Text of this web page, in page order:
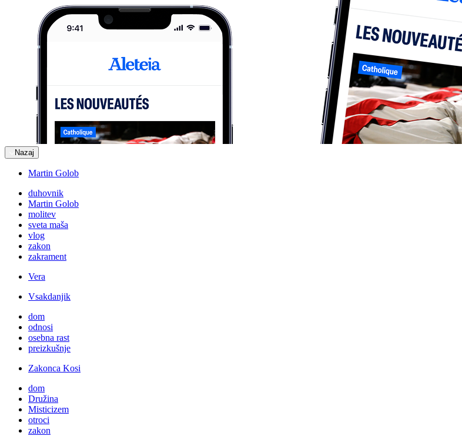
Nazaj
Martin Golob
duhovnik
Martin Golob
molitev
sveta maša
vlog
zakon
zakrament
Vera
Vsakdanjik
dom
odnosi
osebna rast
preizkušnje
Zakonca Kosi
dom
Družina
Misticizem
otroci
zakon